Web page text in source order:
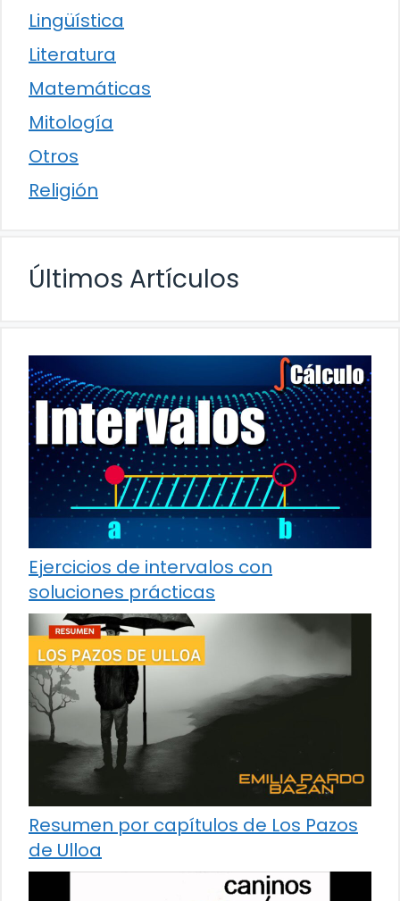
Lingüística
Literatura
Matemáticas
Mitología
Otros
Religión
Últimos Artículos
Ejercicios de intervalos con
soluciones prácticas
Resumen por capítulos de Los Pazos
de Ulloa